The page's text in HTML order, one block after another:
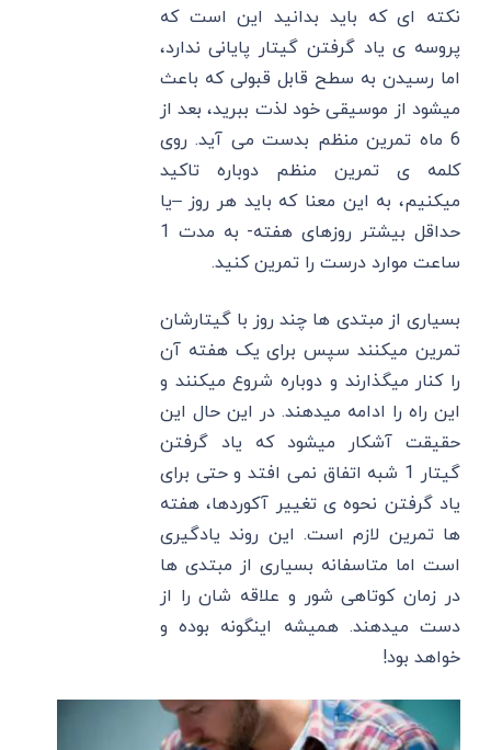
نکته ای که باید بدانید این است که
پروسه ی یاد گرفتن گیتار پایانی ندارد،
اما رسیدن به سطح قابل قبولی که باعث
میشود از موسیقی خود لذت ببرید، بعد از
6 ماه تمرین منظم بدست می آید. روی
کلمه ی تمرین منظم دوباره تاکید
میکنیم، به این معنا که باید هر روز –یا
حداقل بیشتر روزهای هفته- به مدت 1
ساعت موارد درست را تمرین کنید.
بسیاری از مبتدی ها چند روز با گیتارشان
تمرین میکنند سپس برای یک هفته آن
را کنار میگذارند و دوباره شروع میکنند و
این راه را ادامه میدهند. در این حال این
حقیقت آشکار میشود که یاد گرفتن
گیتار 1 شبه اتفاق نمی افتد و حتی برای
یاد گرفتن نحوه ی تغییر آکوردها، هفته
ها تمرین لازم است. این روند یادگیری
است اما متاسفانه بسیاری از مبتدی ها
در زمان کوتاهی شور و علاقه شان را از
دست میدهند. همیشه اینگونه بوده و
خواهد بود!